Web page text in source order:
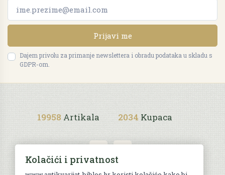
Prijavi me
Dajem privolu za primanje newslettera i obradu podataka u skladu s
GDPR-om.
19958 Artikala 2034 Kupaca
Kolačići i privatnost